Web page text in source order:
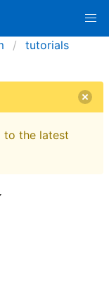
tutorials
to the latest